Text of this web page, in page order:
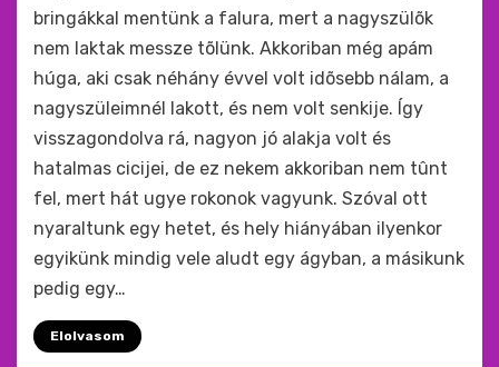
bringákkal mentünk a falura, mert a nagyszülõk
nem laktak messze tõlünk. Akkoriban még apám
húga, aki csak néhány évvel volt idõsebb nálam, a
nagyszüleimnél lakott, és nem volt senkije. Így
visszagondolva rá, nagyon jó alakja volt és
hatalmas cicijei, de ez nekem akkoriban nem tûnt
fel, mert hát ugye rokonok vagyunk. Szóval ott
nyaraltunk egy hetet, és hely hiányában ilyenkor
egyikünk mindig vele aludt egy ágyban, a másikunk
pedig egy…
Elolvasom